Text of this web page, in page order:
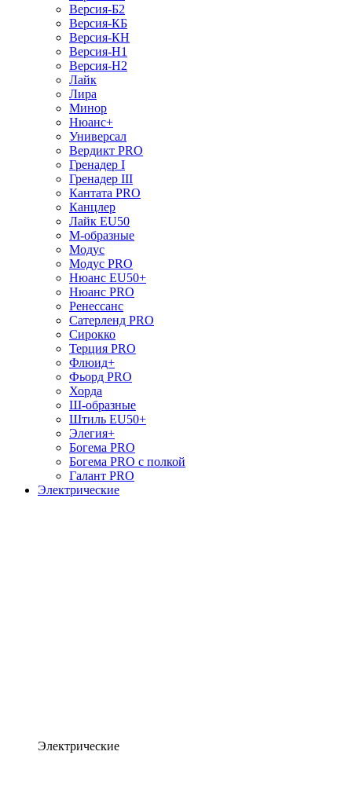
Версия-Б2
Версия-КБ
Версия-КН
Версия-Н1
Версия-Н2
Лайк
Лира
Минор
Нюанс+
Универсал
Вердикт PRO
Гренадер I
Гренадер III
Кантата PRO
Канцлер
Лайк EU50
М-образные
Модус
Модус PRO
Нюанс EU50+
Нюанс PRO
Ренессанс
Сатерленд PRO
Сирокко
Терция PRO
Флюид+
Фьорд PRO
Хорда
Ш-образные
Штиль EU50+
Элегия+
Богема PRO
Богема PRO с полкой
Галант PRO
Электрические
Электрические